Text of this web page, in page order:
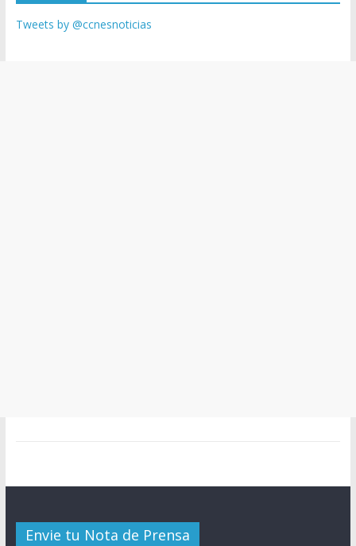
Tweets by @ccnesnoticias
Envie tu Nota de Prensa